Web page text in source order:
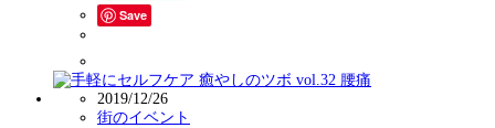
Save
2019/12/26
街のイベント